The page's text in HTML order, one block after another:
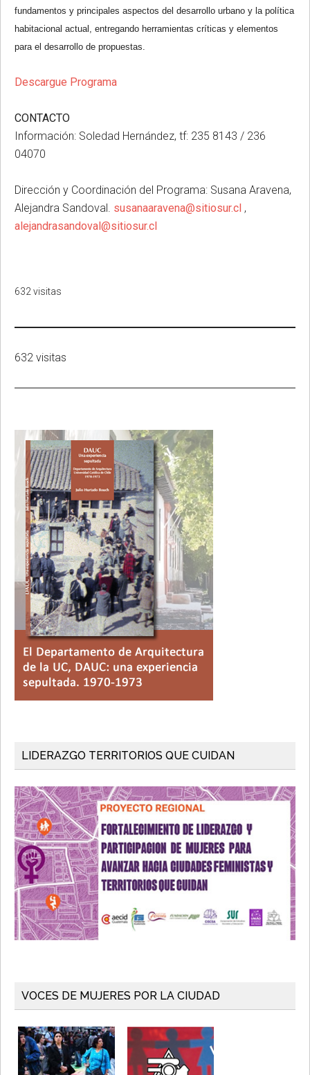
fundamentos y principales aspectos del desarrollo urbano y la política
habitacional actual, entregando herramientas críticas y elementos
para el desarrollo de propuestas.
Descargue Programa
CONTACTO
Información: Soledad Hernández, tf: 235 8143 / 236
04070
Dirección y Coordinación del Programa: Susana Aravena,
Alejandra Sandoval. susanaaravena@sitiosur.cl ,
alejandrasandoval@sitiosur.cl
632 visitas
632 visitas
Primary
Sidebar
LIDERAZGO TERRITORIOS QUE CUIDAN
VOCES DE MUJERES POR LA CIUDAD